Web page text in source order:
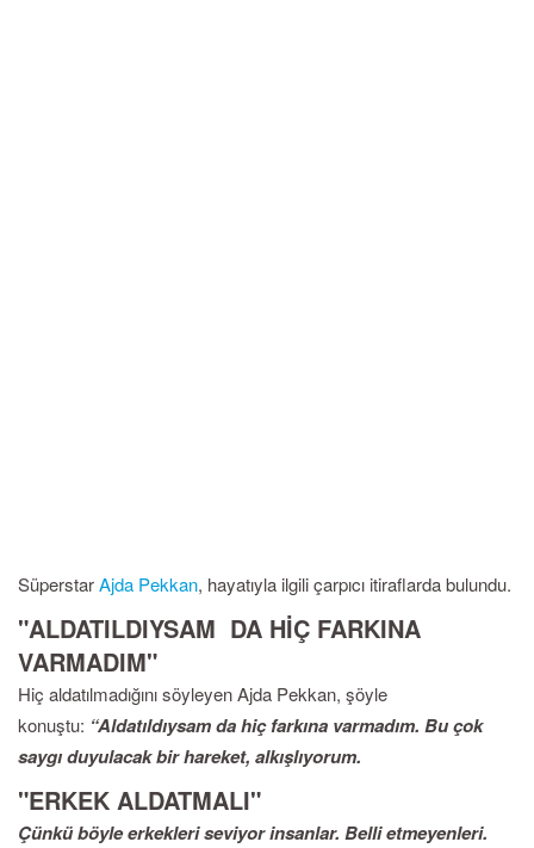
SüperstarAjda Pekkan, hayatıyla ilgili çarpıcı itiraflarda bulundu.
"ALDATILDIYSAM DA HİÇ FARKINA
VARMADIM"
Hiç aldatılmadığını söyleyen Ajda Pekkan, şöyle
konuştu: “Aldatıldıysam da hiç farkına varmadım. Bu çok
saygı duyulacak bir hareket, alkışlıyorum.
"ERKEK ALDATMALI"
Çünkü böyle erkekleri seviyor insanlar. Belli etmeyenleri.